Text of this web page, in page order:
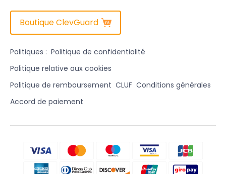
Boutique ClevGuard
Politiques : Politique de confidentialité
Politique relative aux cookies
Politique de remboursement CLUF Conditions générales
Accord de paiement